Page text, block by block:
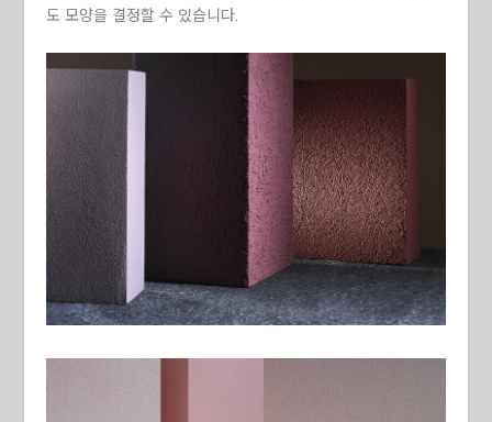
도 모양을 결정할 수 있습니다.